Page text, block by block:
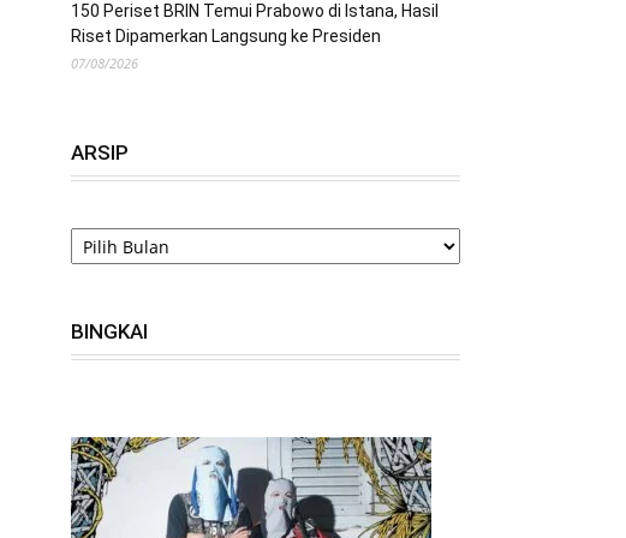
150 Periset BRIN Temui Prabowo di Istana, Hasil
Riset Dipamerkan Langsung ke Presiden
07/08/2026
ARSIP
ARSIP
BINGKAI